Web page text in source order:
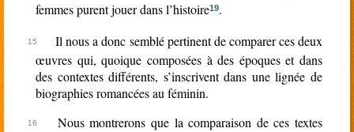
femmes purent jouer dans l’histoire19.
Il nous a donc semblé pertinent de comparer ces deux
œuvres qui, quoique composées à des époques et dans
des contextes différents, s’inscrivent dans une lignée de
biographies romancées au féminin.
Nous montrerons que la comparaison de ces textes